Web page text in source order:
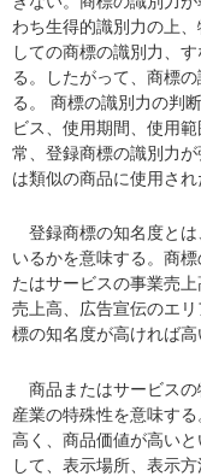
わち生得的識別力の上
しての商標の識別力、
る。したがって、商標
る。 商標の識別力の判
ビス、使用期間、使用
常、登録商標の識別力
は類似の商品に使用さ
登録商標の知名度とは
いるかを意味する。商
たはサービスの事業売
売上高、広告宣伝のエ
標の知名度が高ければ高
商品またはサービスの
産業の特殊性を意味す
高く、商品価値が高い
して、表示場所、表示